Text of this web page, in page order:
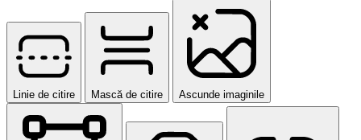
Linie de citire Mască de citire Ascunde imaginile